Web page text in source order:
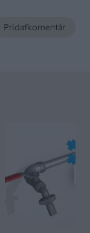
Pridaťkomentár